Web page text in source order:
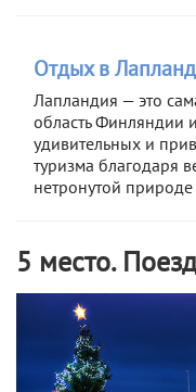
Отдых в
Лапландия — это
область Финляндии
удивительных и
туризма благодаря
нетронутой
5 место.